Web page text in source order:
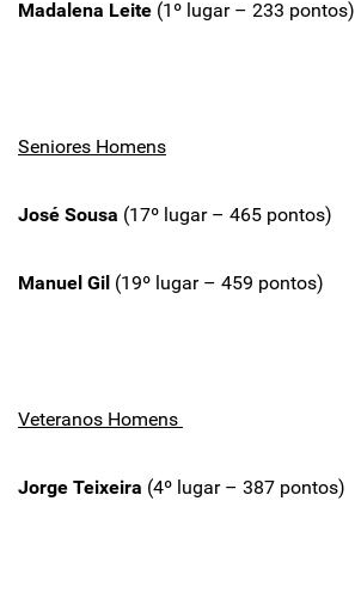
Madalena Leite (1º lugar – 233 pontos)
Seniores Homens
José Sousa (17º lugar – 465 pontos)
Manuel Gil (19º lugar – 459 pontos)
Veteranos Homens
Jorge Teixeira (4º lugar – 387 pontos)